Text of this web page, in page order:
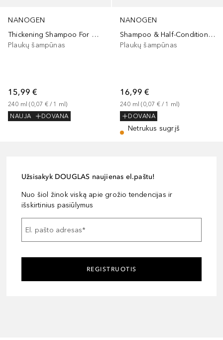
NANOGEN
Thickening Shampoo For Men
Plaukų šampūnas
15,99 €
240 ml (0,07 € / 1 ml)
NAUJA
DOVANA
NANOGEN
Shampoo & Half-Conditioner For Men
Plaukų šampūnas
16,99 €
240 ml (0,07 € / 1 ml)
DOVANA
Netrukus sugrįš
Užsisakyk DOUGLAS naujienas el.paštu!
Nuo šiol žinok viską apie grožio tendencijas ir
išskirtinius pasiūlymus
El. pašto adresas*
REGISTRUOTIS